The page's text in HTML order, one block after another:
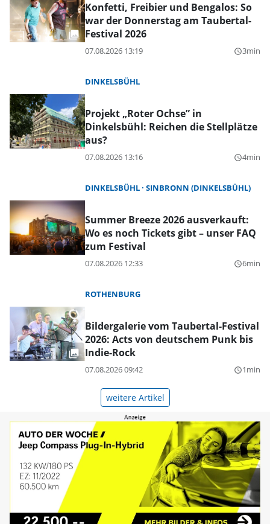
Konfetti, Freibier und Bengalos: So
war der Donnerstag am Taubertal-
Festival 2026
07.08.2026 13:19 query_builder3min
DINKELSBÜHL
Projekt „Roter Ochse” in
Dinkelsbühl: Reichen die Stellplätze
aus?
07.08.2026 13:16 query_builder4min
DINKELSBÜHL SINBRONN (DINKELSBÜHL)
Summer Breeze 2026 ausverkauft:
Wo es noch Tickets gibt – unser FAQ
zum Festival
07.08.2026 12:33 query_builder6min
ROTHENBURG
Bildergalerie vom Taubertal-Festival
2026: Acts von deutschem Punk bis
Indie-Rock
07.08.2026 09:42 query_builder1min
weitere Artikel